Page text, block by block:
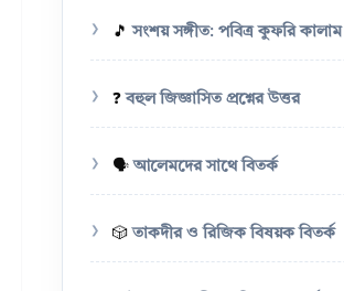
🎵সংশয় সঙ্গীত: পবিত্র কুফরি কালাম
❓বহুল জিজ্ঞাসিত প্রশ্নের উত্তর
🗣️আলেমদের সাথে বিতর্ক
🎲তাকদীর ও রিজিক বিষয়ক বিতর্ক